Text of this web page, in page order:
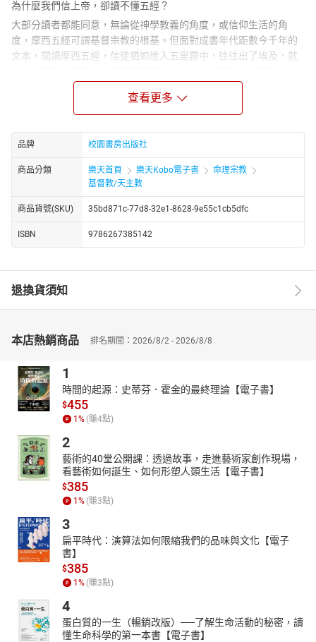
為什麼我們信上帝，卻讀不懂五經？
大部分讀者都能同意，無論從神學教義的角度，或信仰生活的角
度，摩西五經可謂基督宗教的根基。但面對成書年代距數今千年的
文本，閱讀摩西五經，信徒猶如進入五里霧中，往往出了埃及，就
只活出「半套」福音。理解五經，我們到底遇到什麼障礙？
為了幫助信徒跨越理解五經的障礙，吳仲誠博士提出全方位的閱讀
基督徒無法如古代以色列人領受五經的神學與信仰涵義，在於對律
法的錯誤認知；誤解律法的結果，就是不知基督贖罪的價值。作者
以其深厚的學術基底，懷著牧者情懷，用情理並重、通俗易懂的文
字，建立五經的立體感，帶領讀者體悟律法乃「福音的前身、恩典
本書特色：
★
獻與局限。
以歷史、文學、神學的整全角度，闡釋五經真正的神
學概念與信仰涵義。★指出五經教誨與新約信息的延續性，提供當
仰反思。
吳仲誠（Samuel T. S. Goh）
士，曾任新加坡神學院英文部舊約副教授，並於新加坡牧會十年之
久，現為澳洲布里斯本神學院舊約講師。吳博士精於五經、聖經詮
釋、舊約神學、智慧神學。有感於信徒對舊約的片面理解，以至於
無法看見神整全的救贖歷史，他以牧者兼學者的身分，服事平信
礎，更有濃厚的牧養情懷。吳博士的著作包括《舊約詮釋學初介：
從歷史進路至文學進路》（增訂版，天道書樓）、《希伯來智慧透
析：認識智慧，應用智慧》（華神）、《蒸汽人生：傳道書教我的
生命智慧》（校園）。
查看更多
品牌 校園書房出版社
商品分類 樂天首頁 樂天Kobo電子書
命理宗教
基督教/天主教
商品貨號(SKU) 35bd871c-77d8-32e1-8628-9e55c1cb5dfc
ISBN 9786267385142
退換貨須知
本店熱銷商品 排名期間：2026/8/2 - 2026/8/8
1
時間的起源：史蒂芬．霍金的最終理論【電子書】
$455
1 % (賺4點)
2
藝術的40堂公開課：透過故事，走進藝術家創作現場，
看藝術如何誕生、如何形塑人類生活【電子書】
$385
1 % (賺3點)
3
扁平時代：演算法如何限縮我們的品味與文化【電子
書】
$385
1 % (賺3點)
4
蛋白質的一生（暢銷改版）──了解生命活動的秘密，讀
懂生命科學的第一本書【電子書】